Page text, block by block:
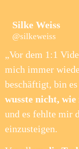
Silke Weiss
@silkeweiss
„Vor dem 1:1
mich immer
beschäftigt, bin
wusste nicht,
und es fehlte mir
einzusteigen.